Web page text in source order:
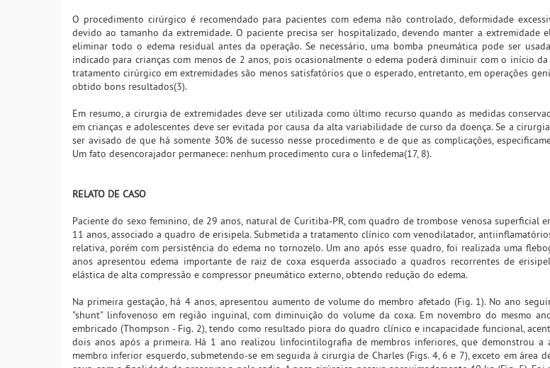
O procedimento cirúrgico é recomendado para pacientes com edema não controlado, deformidade
devido ao tamanho da extremidade. O paciente precisa ser hospitalizado, devendo manter a extremidade
eliminar todo o edema residual antes da operação. Se necessário, uma bomba pneumática pode ser
indicado para crianças com menos de 2 anos, pois ocasionalmente o edema poderá diminuir com o início
tratamento cirúrgico em extremidades são menos satisfatórios que o esperado, entretanto, em operações
obtido bons resultados(3).
Em resumo, a cirurgia de extremidades deve ser utilizada como último recurso quando as medidas
em crianças e adolescentes deve ser evitada por causa da alta variabilidade de curso da doença. Se a
ser avisado de que há somente 30% de sucesso nesse procedimento e de que as complicações,
Um fato desencorajador permanece: nenhum procedimento cura o linfedema(17, 8).
RELATO DE CASO
Paciente do sexo feminino, de 29 anos, natural de Curitiba-PR, com quadro de trombose venosa superficial
11 anos, associado a quadro de erisipela. Submetida a tratamento clínico com venodilatador,
relativa, porém com persistência do edema no tornozelo. Um ano após esse quadro, foi realizada uma
anos apresentou edema importante de raiz de coxa esquerda associado a quadros recorrentes de
elástica de alta compressão e compressor pneumático externo, obtendo redução do edema.
Na primeira gestação, há 4 anos, apresentou aumento de volume do membro afetado (Fig. 1). No ano
"shunt" linfovenoso em região inguinal, com diminuição do volume da coxa. Em novembro do mesmo
embricado (Thompson - Fig. 2), tendo como resultado piora do quadro clínico e incapacidade funcional,
dois anos após a primeira. Há 1 ano realizou linfocintilografia de membros inferiores, que demonstrou a
membro inferior esquerdo, submetendo-se em seguida à cirurgia de Charles (Figs. 4, 6 e 7), exceto em área